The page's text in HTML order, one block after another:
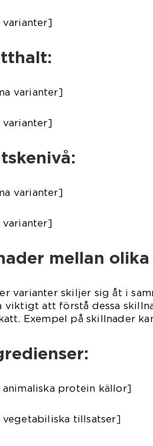
varianter]
varianter]
varianter]
varianter]
varianter]
mellan
varianter skiljer sig åt i
viktigt att förstå dessa
Exempel på skillnader
animaliska protein källor]
vegetabiliska tillsatser]